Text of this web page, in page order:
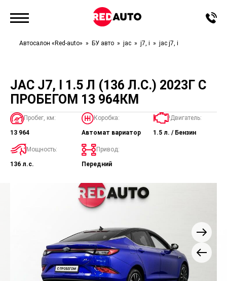
Автосалон «Red-auto» БУ авто jac j7, i jac j7, i
JAC J7, I 1.5 Л (136 Л.С.) 2023Г С
ПРОБЕГОМ 13 964КМ
Пробег, км:
13 964
Коробка:
Автомат вариатор
!Двигатель:
1.5 л. / Бензин
Мощность:
136 л.с.
Привод:
Передний